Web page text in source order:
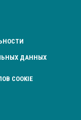
ДАННЫХ
COOKIE